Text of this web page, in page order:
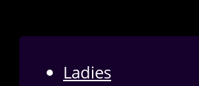
Ladies